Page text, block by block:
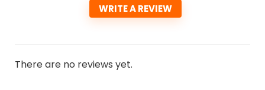
WRITE A REVIEW
There are no reviews yet.